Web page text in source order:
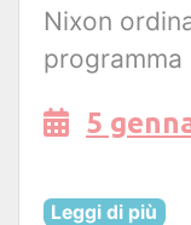
Nixon
programma
5
Leggi di più